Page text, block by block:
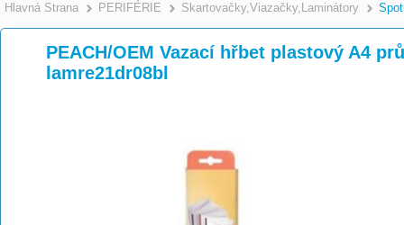
Hlavná Strana >
PERIFÉRIE >
Skartovačky,Viazačky,Laminátory
PEACH/OEM Vazací hřbet plastový A4
lamre21dr08bl